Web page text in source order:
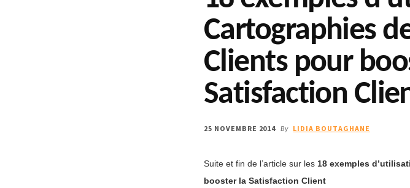
Cartographies
Clients pour
Satisfaction
25 NOVEMBRE 2014 By LIDIA BOUTAGHANE
Suite et fin de l’article sur les 18 exemples
booster la Satisfaction Client